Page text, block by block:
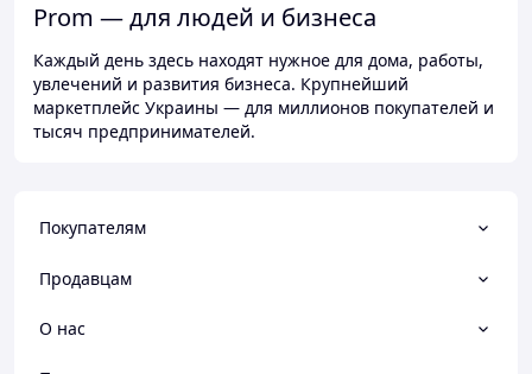
Prom — для людей и бизнеса
Каждый день здесь находят нужное для дома, работы,
увлечений и развития бизнеса. Крупнейший
маркетплейс Украины — для миллионов покупателей и
тысяч предпринимателей.
Покупателям
Продавцам
О нас